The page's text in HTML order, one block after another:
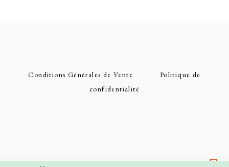
Conditions Générales de Vente
Politique de
confidentialité